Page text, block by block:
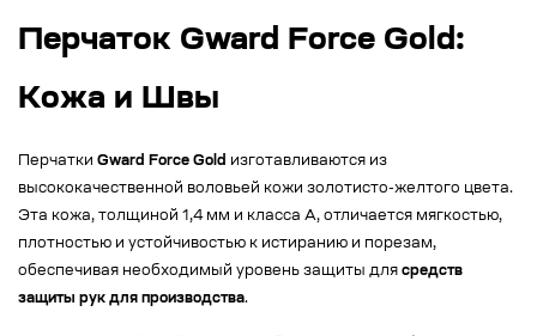
Перчаток Gward Force Gold:
Кожа и Швы
Перчатки Gward Force Gold изготавливаются из
высококачественной воловьей кожи золотисто-желтого цвета.
Эта кожа, толщиной 1,4 мм и класса А, отличается мягкостью,
плотностью и устойчивостью к истиранию и порезам,
обеспечивая необходимый уровень защиты для средств
защиты рук для производства.